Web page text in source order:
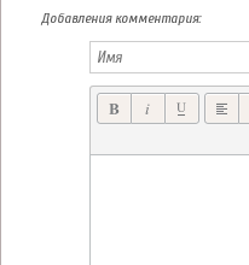
Добавления комментария: